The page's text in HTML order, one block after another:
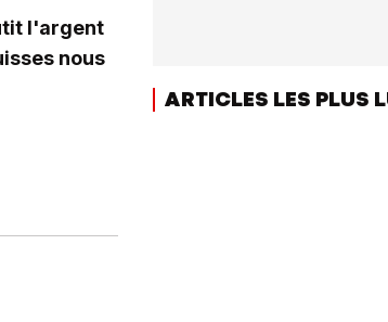
l'argent
nous
ARTICLES LES PLUS